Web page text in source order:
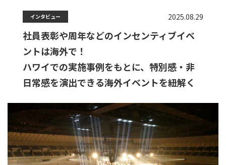
インタビュー 2025.08.29
社員表彰や周年などのインセンティブイベ
ントは海外で！
ハワイでの実施事例をもとに、特別感・非
日常感を演出できる海外イベントを紐解く